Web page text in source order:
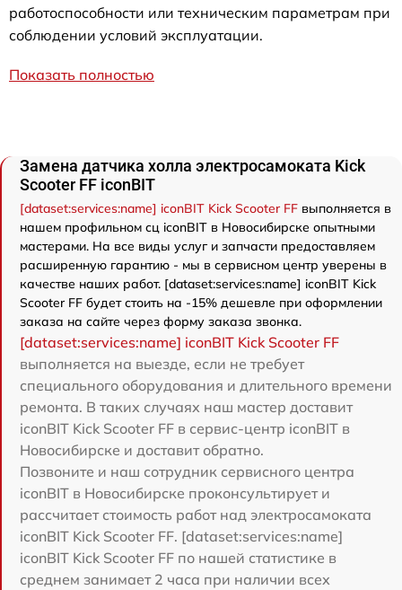
работоспособности или техническим параметрам при
соблюдении условий эксплуатации.
Показать полностью
Замена датчика холла электросамоката Kick
Scooter FF iconBIT
[dataset:services:name] iconBIT Kick Scooter FF выполняется в
нашем профильном сц iconBIT в Новосибирске опытными
мастерами. На все виды услуг и запчасти предоставляем
расширенную гарантию - мы в сервисном центр уверены в
качестве наших работ. [dataset:services:name] iconBIT Kick
Scooter FF будет стоить на -15% дешевле при оформлении
заказа на сайте через форму заказа звонка.
[dataset:services:name] iconBIT Kick Scooter FF
выполняется на выезде, если не требует
специального оборудования и длительного времени
ремонта. В таких случаях наш мастер доставит
iconBIT Kick Scooter FF в сервис-центр iconBIT в
Новосибирске и доставит обратно.
Позвоните и наш сотрудник сервисного центра
iconBIT в Новосибирске проконсультирует и
рассчитает стоимость работ над электросамоката
iconBIT Kick Scooter FF. [dataset:services:name]
iconBIT Kick Scooter FF по нашей статистике в
среднем занимает 2 часа при наличии всех